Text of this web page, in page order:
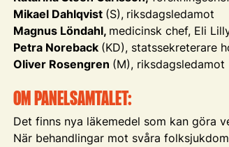
Mikael Dahlqvist (S), riksdagsledamot
Magnus Löndahl, medicinsk chef, Eli
Petra Noreback (KD), statssekreterare
Oliver Rosengren (M), riksdagsledamot
OM PANELSAMTALET:
Det finns nya läkemedel som kan göra
När behandlingar mot svåra